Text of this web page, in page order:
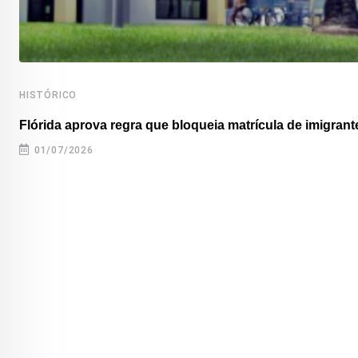
HISTÓRICO
Flórida aprova regra que bloqueia matrícula de
01/07/2026